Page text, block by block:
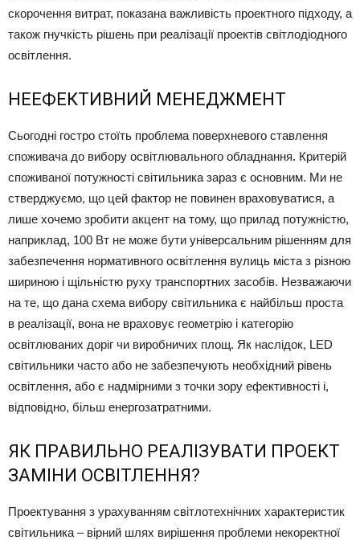
скорочення витрат, показана важливість проектного підходу, а
також гнучкість рішень при реалізації проектів світлодіодного
освітлення.
НЕЕФЕКТИВНИЙ МЕНЕДЖМЕНТ
Сьогодні гостро стоїть проблема поверхневого ставлення
споживача до вибору освітлювального обладнання. Критерій
споживаної потужності світильника зараз є основним. Ми не
стверджуємо, що цей фактор не повинен враховуватися, а
лише хочемо зробити акцент на тому, що прилад потужністю,
наприклад, 100 Вт не може бути універсальним рішенням для
забезпечення нормативного освітлення вулиць міста з різною
шириною і щільністю руху транспортних засобів. Незважаючи
на те, що дана схема вибору світильника є найбільш проста
в реалізації, вона не враховує геометрію і категорію
освітлюваних доріг чи виробничих площ. Як наслідок, LED
світильники часто або не забезпечують необхідний рівень
освітлення, або є надмірними з точки зору ефективності і,
відповідно, більш енергозатратними.
ЯК ПРАВИЛЬНО РЕАЛІЗУВАТИ ПРОЕКТ
ЗАМІНИ ОСВІТЛЕННЯ?
Проектування з урахуванням світлотехнічних характеристик
світильника – вірний шлях вирішення проблеми некоректної